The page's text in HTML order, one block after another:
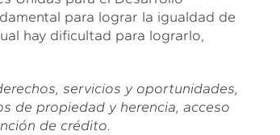
para lograr la igualdad de
hay dificultad para lograrlo,
servicios y oportunidades,
de propiedad y herencia, acceso
de crédito.